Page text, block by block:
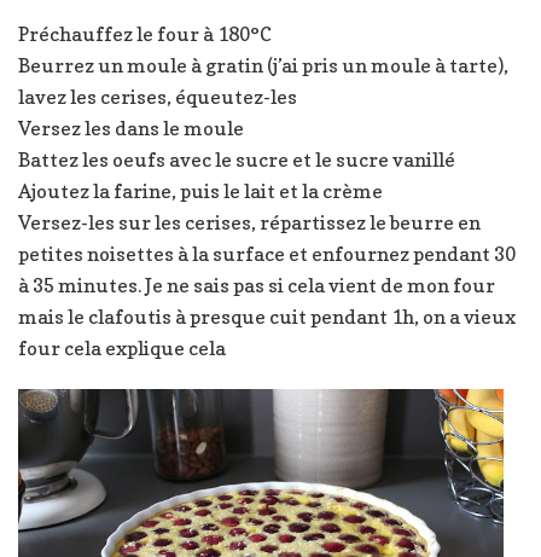
Préchauffez le four à 180°C
Beurrez un moule à gratin (j’ai pris un moule à tarte),
lavez les cerises, équeutez-les
Versez les dans le moule
Battez les oeufs avec le sucre et le sucre vanillé
Ajoutez la farine, puis le lait et la crème
Versez-les sur les cerises, répartissez le beurre en
petites noisettes à la surface et enfournez pendant 30
à 35 minutes. Je ne sais pas si cela vient de mon four
mais le clafoutis à presque cuit pendant 1h, on a vieux
four cela explique cela